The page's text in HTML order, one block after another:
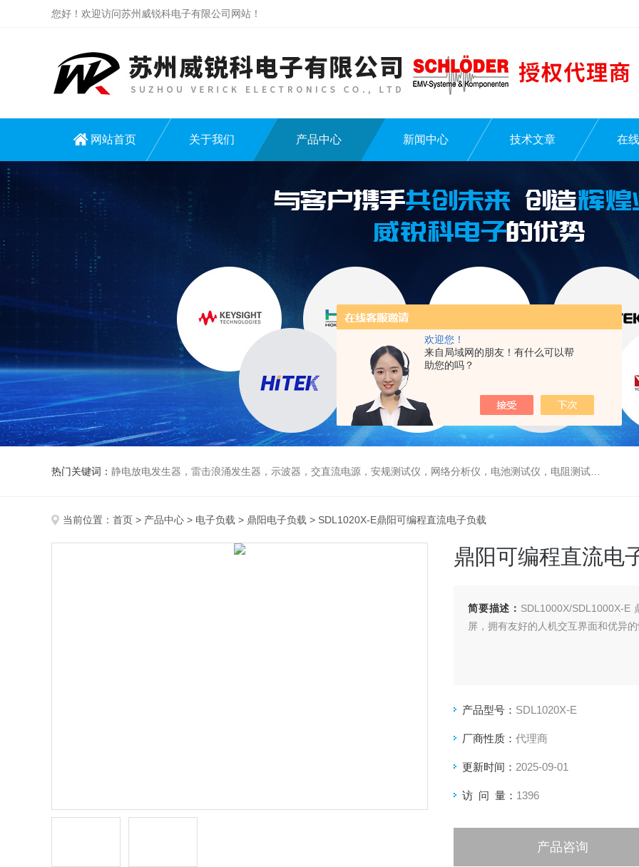
欢迎您！
来自局域网的朋友！有什么可以帮
助您的吗？
您好！欢迎访问苏州威锐科电子有限公司网站！
网站首页 关于我们 产品中心 新闻中心 技术文章 在
热门关键词： 静电放电发生器，雷击浪涌发生器，示波器，交直流电源，安规测试仪，网络分析仪，电池测试仪，电阻测试仪，数据采集仪
当前位置： 首页 > 产品中心 > 电子负载 > 鼎阳电子负载 > SDL1020X-E鼎阳可编程直流电子负载
鼎阳可编程直流电
简要描述： SDL1000X/SDL1000X-
屏，拥有友好的人机交互界面和优异
产品型号： SDL1020X-E
厂商性质： 代理商
更新时间： 2025-09-01
访 问 量： 1396
产品咨询